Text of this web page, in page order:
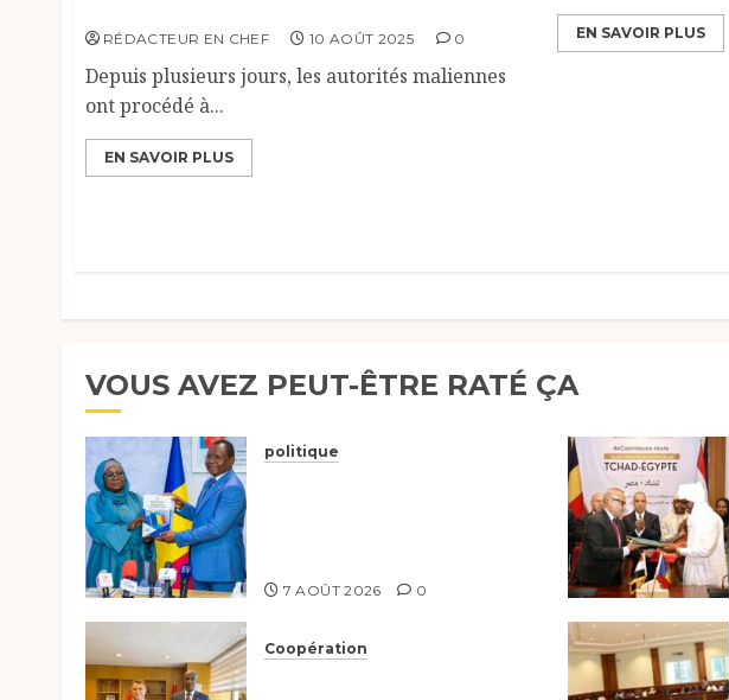
RÉDACTEUR EN CHEF 10 AOÛT 2025 0
Depuis plusieurs jours, les autorités maliennes
ont procédé à...
EN SAVOIR PLUS
EN SAVOIR PLUS
VOUS AVEZ PEUT-ÊTRE RATÉ ÇA
politique
7 AOÛT 2026 0
Coopération